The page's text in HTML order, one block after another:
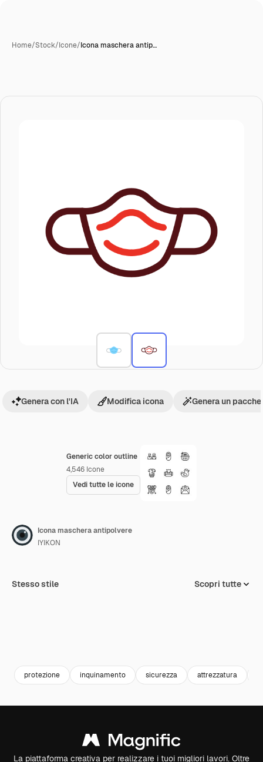
Home/Stock/Icone/Icona maschera antip…
Generic color outline
4,546 Icone
Vedi tutte le icone
Genera con l'IA Modifica icona Genera un
Icona maschera antipolvere
IYIKON
Stesso stile Scopri tutte
protezione inquinamento sicurezza attrezzatura
La piattaforma creativa per realizzare i tuoi migliori lavori. Oltre